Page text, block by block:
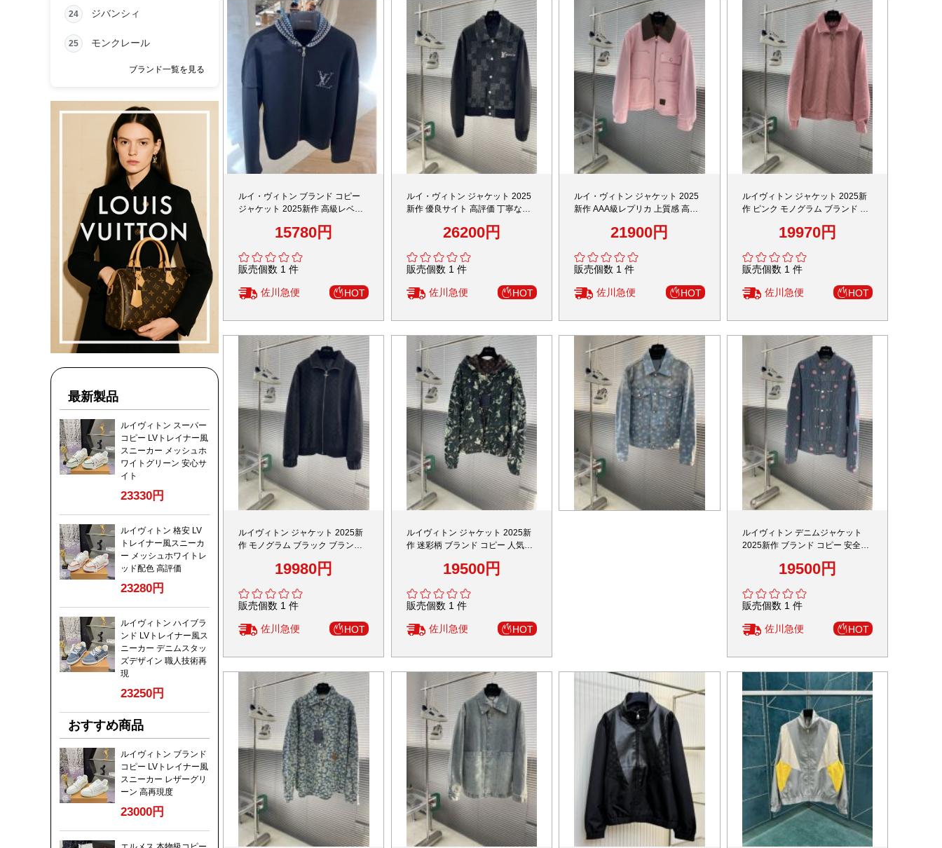
24 ジバンシィ
25 モンクレール
ブランド一覧を見る
最新製品
ルイヴィトン スーパー
コピー LVトレイナー風
スニーカー メッシュホ
ワイトグリーン 安心サ
イト
23330円
ルイヴィトン 格安 LV
トレイナー風スニーカ
ー メッシュホワイトレ
ッド配色 高評価
23280円
ルイヴィトン ハイブラ
ンド LVトレイナー風ス
ニーカー デニムスタッ
ズデザイン 職人技術再
現
23250円
おすすめ商品
ルイヴィトン ブランド
コピー LVトレイナー風
スニーカー レザーグリ
ーン 高再現度
23000円
ルイ・ヴィトン ブランド コピー
ジャケット 2025新作 高級レベル
15780円
販売個数 1 件
佐川急便 HOT
ルイ・ヴィトン ジャケット 2025
新作 優良サイト 高評価 丁寧な縫
26200円
販売個数 1 件
佐川急便 HOT
ルイ・ヴィトン ジャケット 2025
新作 AAA級レプリカ 上質感 高評
21900円
販売個数 1 件
佐川急便 HOT
ルイヴィトン ジャケット 2025新
作 ピンク モノグラム ブランド コ
19970円
販売個数 1 件
佐川急便 HOT
ルイヴィトン ジャケット 2025新
作 モノグラム ブラック ブランド
19980円
販売個数 1 件
佐川急便 HOT
ルイヴィトン ジャケット 2025新
作 迷彩柄 ブランド コピー 人気モ
19500円
販売個数 1 件
佐川急便 HOT
ルイヴィトン デニムジャケット
2025新作 ブランド コピー 安全通
な着心地 数量限定入荷
19500円
販売個数 1 件
佐川急便 HOT